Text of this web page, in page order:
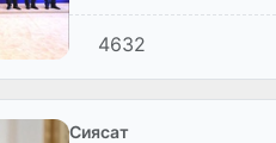
мәжилиси өз
4632
Сиясат